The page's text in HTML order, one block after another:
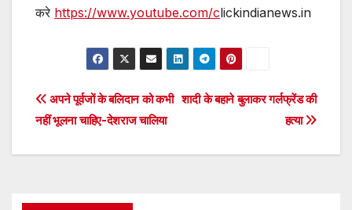
करे https://www.youtube.com/clickindianews.in
Post
navigation
शादी के बहाने बुलाकर गर्लफ्रेंड की
हत्या
अपने पूर्वजों के बलिदान को कभी
नहीं भूलना चाहिए-देशराज चालिया